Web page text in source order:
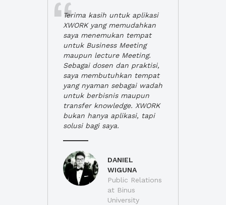
Terima kasih untuk aplikasi
XWORK yang memudahkan
saya menemukan tempat
untuk Business Meeting
maupun lecture Meeting.
Sebagai dosen dan praktisi,
saya membutuhkan tempat
yang nyaman sebagai wadah
untuk berbisnis maupun
transfer knowledge. XWORK
bukan hanya aplikasi, tapi
solusi bagi saya.
DANIEL
WIGUNA
Public Relations
at Binus
University